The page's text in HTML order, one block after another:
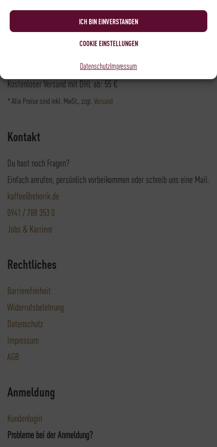
ICH BIN EINVERSTANDEN
COOKIE EINSTELLUNGEN
DatenschutzImpressum
Versandpartner
Versandkosten DHL: 6,5 €
Kostenloser Versand mit DHL ab: 55 €
* Alle Preise sind inkl. MwSt., zzgl. Versand
Kontakt
Du hast noch Fragen?
Einfach anrufen, persönlich vorbeikommen oder schreib uns eine Mail.
kaffee@rehorik.de
0941 / 788 353 0
Jobs & Karriere
Rechtliches
Barrierefreiheit
Widerrufsbelehrung
Datenschutz
Impressum
AGB
Anmeldung
Kundenlogin
Probleme bei der Anmeldung?